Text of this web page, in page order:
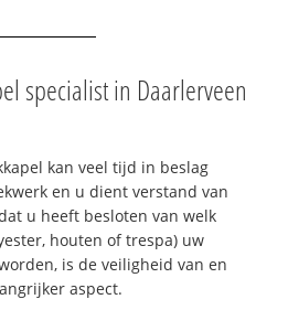
specialist in Daarlerveen
kan veel tijd in beslag
en u dient verstand van
u heeft besloten van welk
houten of trespa) uw
is de veiligheid van en
aspect.